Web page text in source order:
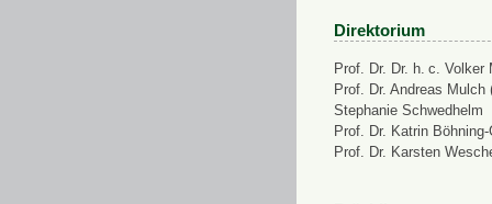
Direktorium
Prof. Dr. Dr. h. c. Volker
Prof. Dr. Andreas
Stephanie Schwedhelm
Prof. Dr. Katrin
Prof. Dr. Karsten